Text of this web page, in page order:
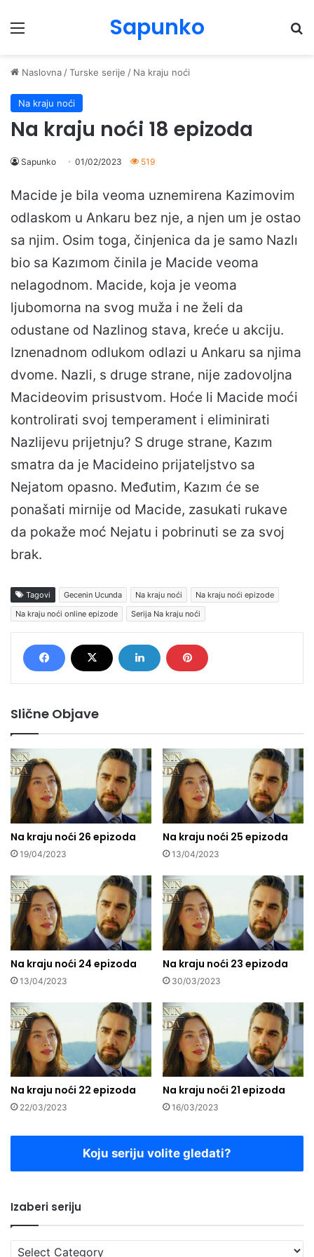
Menu Sapunko
Naslovna /Turske serije / Na kraju noći
Na kraju noći
Na kraju noći 18 epizoda
Sapunko 01/02/2023 519
Macide je bila veoma uznemirena Kazimovim
odlaskom u Ankaru bez nje, a njen um je ostao
sa njim. Osim toga, činjenica da je samo Nazlı
bio sa Kazımom činila je Macide veoma
nelagodnom. Macide, koja je veoma
ljubomorna na svog muža i ne želi da
odustane od Nazlinog stava, kreće u akciju.
Iznenadnom odlukom odlazi u Ankaru sa njima
dvome. Nazli, s druge strane, nije zadovoljna
Macideovim prisustvom. Hoće li Macide moći
kontrolirati svoj temperament i eliminirati
Nazlijevu prijetnju? S druge strane, Kazım
smatra da je Macideino prijateljstvo sa
Nejatom opasno. Međutim, Kazım će se
ponašati mirnije od Macide, zasukati rukave
da pokaže moć Nejatu i pobrinuti se za svoj
brak.
Tagovi Gecenin Ucunda Na kraju noći
Na kraju noći epizode
Na kraju noći online epizode
Serija Na kraju noći
Slične Objave
Na kraju noći 26 epizoda
19/04/2023
Na kraju noći 25 epizoda
13/04/2023
Na kraju noći 24 epizoda
13/04/2023
Na kraju noći 23 epizoda
30/03/2023
Na kraju noći 22 epizoda
22/03/2023
Na kraju noći 21 epizoda
16/03/2023
Koju seriju volite gledati?
Izaberi seriju
Izaberi